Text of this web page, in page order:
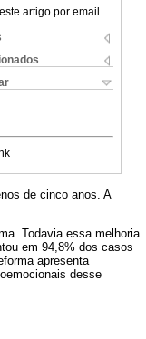
artigo por email
de cinco anos. A
Todavia essa melhoria
em 94,8% dos casos
apresenta
desse